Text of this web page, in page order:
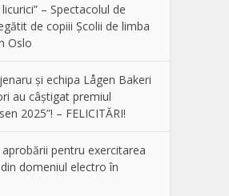
licurici” – Spectacolul de
de copiii Școlii de limba
Oslo
și echipa Lågen Bakeri
au câștigat premiul
2025”! – FELICITĂRI!
pentru exercitarea
domeniul electro în